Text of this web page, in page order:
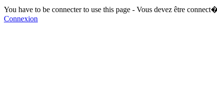
You have to be connecter to use this page - Vous devez être
Connexion